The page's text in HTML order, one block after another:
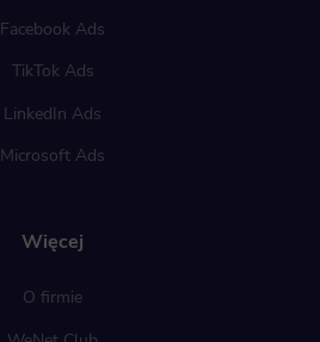
Więcej
O firmie
Facebook Ads
TikTok Ads
LinkedIn Ads
Microsoft Ads